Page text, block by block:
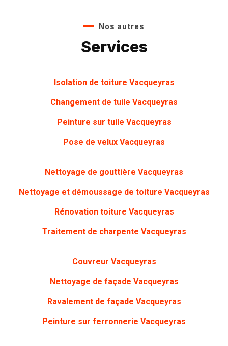
Nos autres
Services
Isolation de toiture Vacqueyras
Changement de tuile Vacqueyras
Peinture sur tuile Vacqueyras
Pose de velux Vacqueyras
Nettoyage de gouttière Vacqueyras
Nettoyage et démoussage de toiture Vacqueyras
Rénovation toiture Vacqueyras
Traitement de charpente Vacqueyras
Couvreur Vacqueyras
Nettoyage de façade Vacqueyras
Ravalement de façade Vacqueyras
Peinture sur ferronnerie Vacqueyras